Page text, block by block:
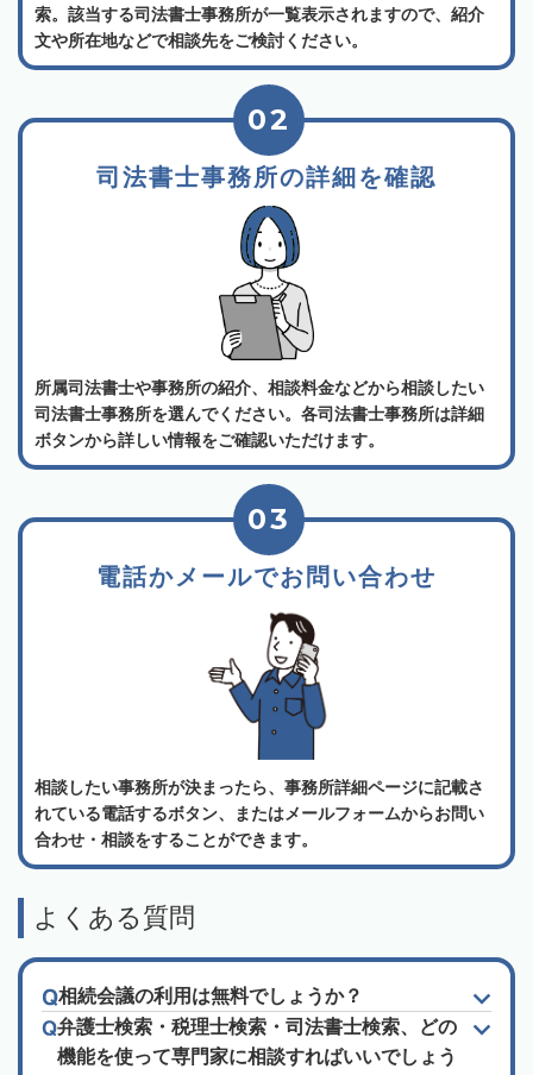
索。該当する司法書士事務所が一覧表示されますので、紹介
文や所在地などで相談先をご検討ください。
司法書士事務所の詳細を確認
02
所属司法書士や事務所の紹介、相談料金などから相談したい
司法書士事務所を選んでください。各司法書士事務所は詳細
ボタンから詳しい情報をご確認いただけます。
電話かメールでお問い合わせ
03
相談したい事務所が決まったら、事務所詳細ページに記載さ
れている電話するボタン、またはメールフォームからお問い
合わせ・相談をすることができます。
よくある質問
相続会議の利用は無料でしょうか？
弁護士検索・税理士検索・司法書士検索、どの
機能を使って専門家に相談すればいいでしょう